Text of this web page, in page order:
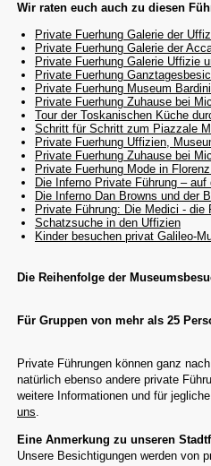
Wir raten euch auch zu diesen
Private Fuerhung Galerie der
Private Fuerhung Galerie der
Private Fuerhung Galerie Uffizie
Private Fuerhung
Private Fuerhung Museum
Private Fuerhung Zuhause bei
Tour der Toskanischen Küche
Schritt für Schritt zum Piazzale
Private Fuerhung Uffizien,
Private Fuerhung Zuhause bei
Private Fuerhung Mode in
Die Inferno Private Führung –
Die Inferno Dan Browns und der
Private Führung: Die Medici - die
Schatzsuche in den Uffizien
Kinder besuchen privat Galileo-
Die Reihenfolge der
Für Gruppen von mehr als 25
Private Führungen können ganz
natürlich ebenso andere private
weitere Informationen und für
uns.
Eine Anmerkung zu unseren
Unsere Besichtigungen werden von